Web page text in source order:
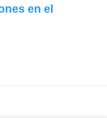
en el